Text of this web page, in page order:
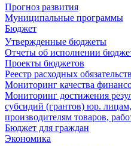
Прогноз развития
Муниципальные программы
Бюджет
Утвержденные бюджеты
Отчеты об исполнении
Проекты бюджетов
Реестр расходных обязательств
Мониторинг качества
Мониторинг достижения
субсидий (грантов) юр.
производителям товаров,
Бюджет для граждан
Экономика